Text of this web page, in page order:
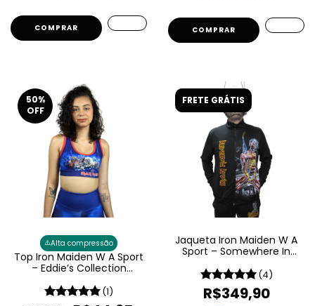
COMPRAR
50%
OFF
⚠️Alta compressão
Top Iron Maiden W A Sport
– Eddie’s Collection
(1)
FRETE GRÁTIS
Jaqueta Iron Maiden W A
Sport – Somewhere In
(4)
R$349,90